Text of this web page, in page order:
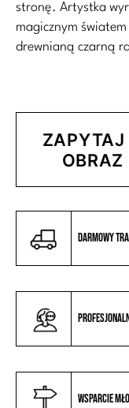
stronę. Artystka
magicznym
drewnianą czarną
ZAPYTAJ
OBRAZ
Darmowy
Wsparcie